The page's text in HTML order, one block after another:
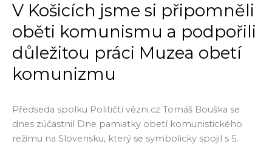
V Košicích jsme si připomněli
oběti komunismu a podpořili
důležitou práci Muzea obetí
komunizmu
Předseda spolku Političtí vězni.cz Tomáš Bouška se
dnes zúčastnil Dne pamiatky obetí komunistického
režimu na Slovensku, který se symbolicky spojil s 5.